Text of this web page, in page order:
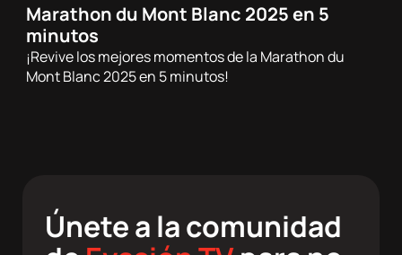
30/06/2025 - 20:00h
Trail
Marathon du Mont Blanc 2025 en 5
minutos
¡Revive los mejores momentos de la Marathon du
Mont Blanc 2025 en 5 minutos!
Únete a la comunidad